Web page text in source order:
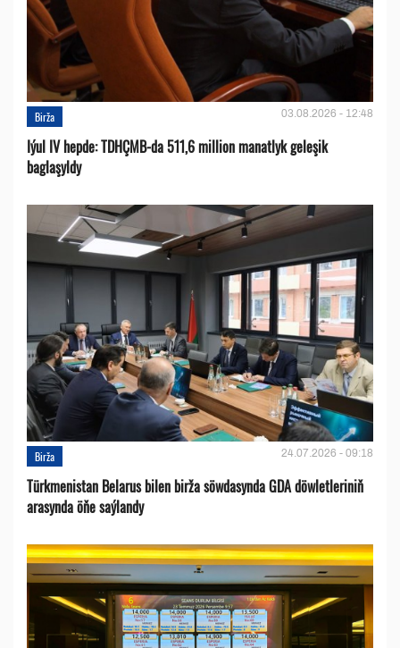
Birža 03.08.2026 - 12:48
Iýul IV hepde: TDHÇMB-da 511,6 million manatlyk geleşik
baglaşyldy
Birža 24.07.2026 - 09:18
Türkmenistan Belarus bilen birža söwdasynda GDA döwletleriniň
arasynda öňe saýlandy